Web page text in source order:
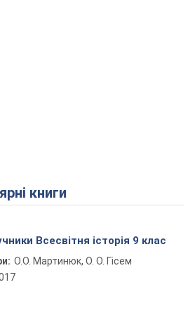
книги
Всесвітня історія 9 клас
О.О. Мартинюк, О. О. Гісем